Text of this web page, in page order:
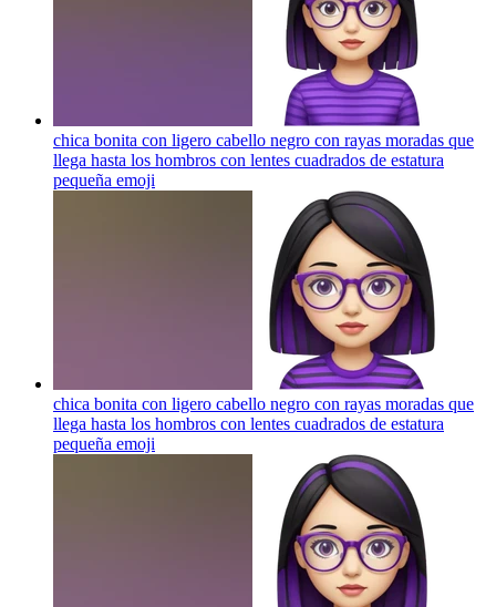
chica bonita con ligero cabello negro con rayas moradas que
llega hasta los hombros con lentes cuadrados de estatura
pequeña emoji
chica bonita con ligero cabello negro con rayas moradas que
llega hasta los hombros con lentes cuadrados de estatura
pequeña emoji